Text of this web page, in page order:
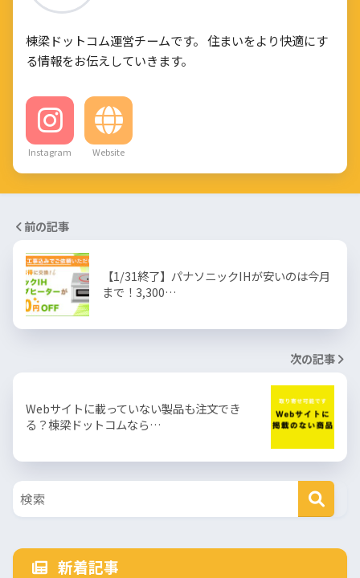
棟梁ドットコム運営チームです。 住まいをより快適にす
る情報をお伝えしていきます。
Instagram Website
前の記事
【1/31終了】パナソニックIHが安いのは今月
まで！3,300…
次の記事
Webサイトに載っていない製品も注文でき
る？棟梁ドットコムなら…
新着記事